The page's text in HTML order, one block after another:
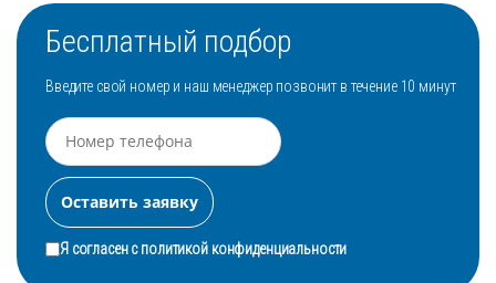
о
Бесплатный подбор
Введите свой номер и наш менеджер позвонит в течение 10 минут
Я согласен сполитикой конфиденциальности